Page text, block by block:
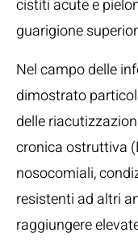
cistiti acute e
guarigione
Nel campo delle
dimostrato
delle
cronica ostruttiva
nosocomiali,
resistenti ad altri
raggiungere